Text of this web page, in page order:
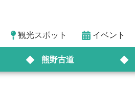
観光スポット イベント
熊野古道